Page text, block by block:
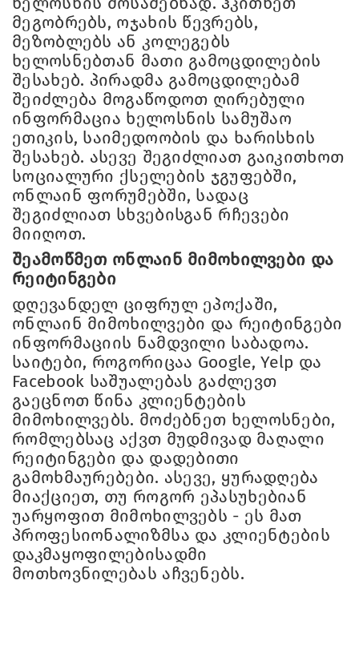
მეგობრებს, ოჯახის წევრებს,
მეზობლებს ან კოლეგებს
ხელოსნებთან მათი გამოცდილების
შესახებ. პირადმა გამოცდილებამ
შეიძლება მოგაწოდოთ ღირებული
ინფორმაცია ხელოსნის სამუშაო
ეთიკის, საიმედოობის და ხარისხის
შესახებ. ასევე შეგიძლიათ გაიკითხოთ
სოციალური ქსელების ჯგუფებში,
ონლაინ ფორუმებში, სადაც
შეგიძლიათ სხვებისგან რჩევები
მიიღოთ.
შეამოწმეთ ონლაინ მიმოხილვები და
რეიტინგები
დღევანდელ ციფრულ ეპოქაში,
ონლაინ მიმოხილვები და რეიტინგები
ინფორმაციის ნამდვილი საბადოა.
საიტები, როგორიცაა Google, Yelp და
Facebook საშუალებას გაძლევთ
გაეცნოთ წინა კლიენტების
მიმოხილვებს. მოძებნეთ ხელოსნები,
რომლებსაც აქვთ მუდმივად მაღალი
რეიტინგები და დადებითი
გამოხმაურებები. ასევე, ყურადღება
მიაქციეთ, თუ როგორ ეპასუხებიან
უარყოფით მიმოხილვებს - ეს მათ
პროფესიონალიზმსა და კლიენტების
დაკმაყოფილებისადმი
მოთხოვნილებას აჩვენებს.